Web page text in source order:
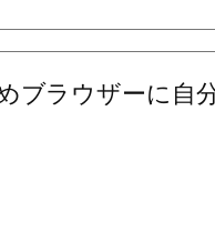
ブラウザーに自